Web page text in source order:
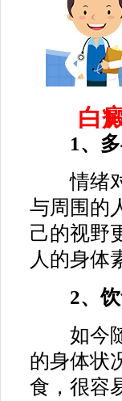
白癜
1、多
情绪对
与周围的
己的视野
人的身体
2、饮
如今随
的身体状
食，很容